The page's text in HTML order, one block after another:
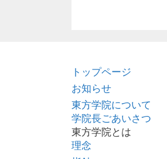
トップページ
お知らせ
東方学院について
学院長ごあいさつ
東方学院とは
理念